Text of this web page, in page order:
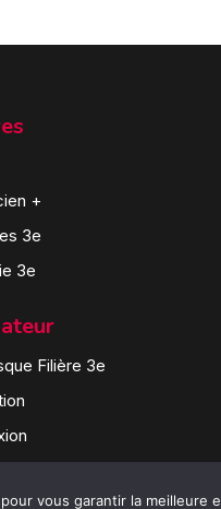
+
3e
3e
Filière 3e
vous garantir la meilleure